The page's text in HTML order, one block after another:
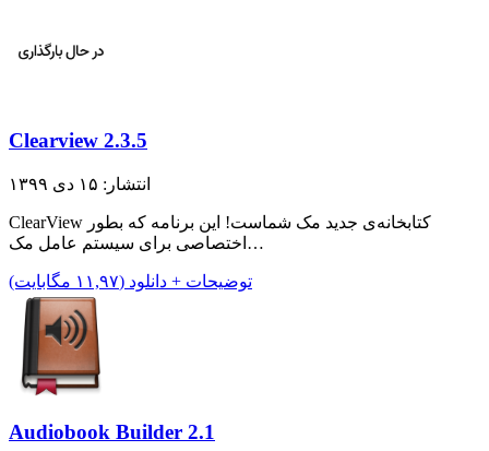
Clearview 2.3.5
انتشار: ۱۵ دی ۱۳۹۹
ClearView کتابخانه‌ی جدید مک شماست! این برنامه که بطور
اختصاصی برای سیستم عامل مک…
توضیحات + دانلود (۱۱,۹۷ مگابایت)
Audiobook Builder 2.1